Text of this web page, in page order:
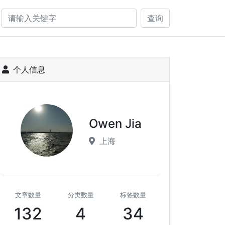
查询
个人信息
Owen Jia
上海
文章数量
132
分类数量
4
标签数量
34